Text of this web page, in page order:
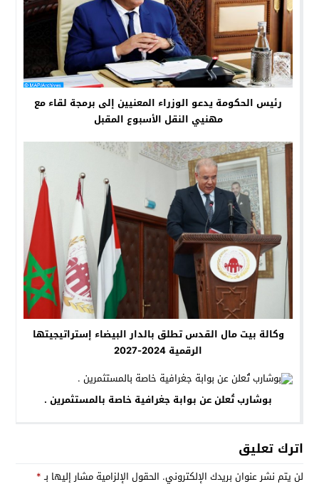
رئيس الحكومة يدعو الوزراء المعنيين إلى برمجة لقاء مع
مهنيي النقل الأسبوع المقبل
وكالة بيت مال القدس تطلق بالدار البيضاء إستراتيجيتها
الرقمية 2024-2027
بوشارب تُعلن عن بوابة جغرافية خاصة بالمستثمرين .
اترك تعليق
لن يتم نشر عنوان بريدك الإلكتروني. الحقول الإلزامية مشار إليها بـ*